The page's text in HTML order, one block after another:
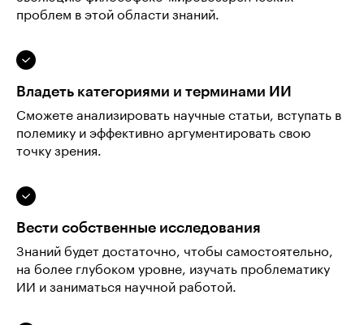
проблем в этой области знаний.
Владеть категориями и терминами ИИ
Сможете анализировать научные статьи, вступать в
полемику и эффективно аргументировать свою
точку зрения.
Вести собственные исследования
Знаний будет достаточно, чтобы самостоятельно,
на более глубоком уровне, изучать проблематику
ИИ и заниматься научной работой.